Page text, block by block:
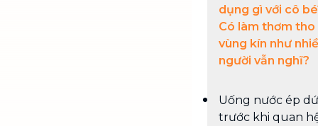
dụng gì với cô
Có làm thơm tho
vùng kín như
người vẫn nghĩ?
Uống nước ép
trước khi quan